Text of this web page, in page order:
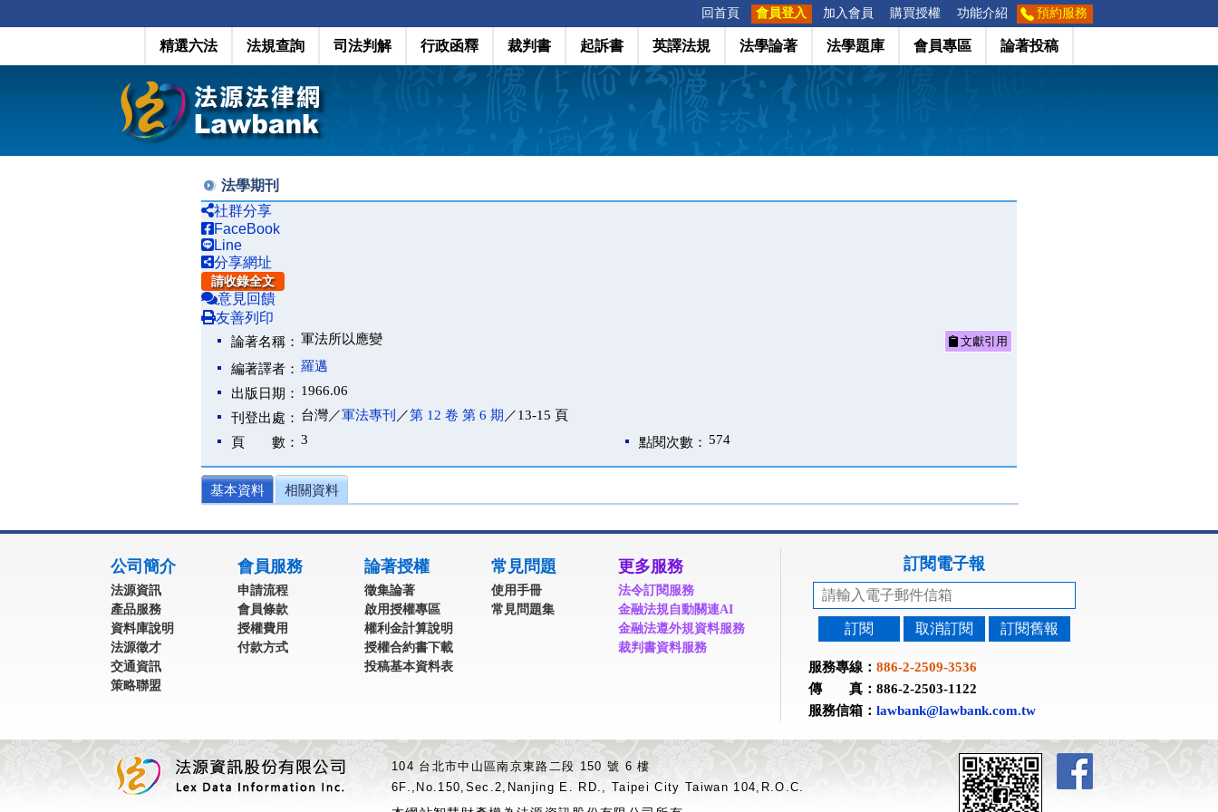
回首頁 會員登入 加入會員 購買授權 功能介紹 預約服務
精選六法 法規查詢 司法判解 行政函釋 裁判書 起訴書 英譯法規 法學論著 法學題庫 會員專區 論著投稿
法學期刊
社群分享
FaceBook
Line
分享網址
請收錄全文
意見回饋
友善列印
論著名稱： 軍法所以應變 文獻引用
編著譯者： 羅邁
出版日期： 1966.06
刊登出處： 台灣／軍法專刊 ／第 12 卷 第 6 期 ／13-15 頁
頁 數： 3 點閱次數： 574
基本資料 相關資料
公司簡介
法源資訊
產品服務
資料庫說明
法源徵才
交通資訊
策略聯盟
會員服務
申請流程
會員條款
授權費用
付款方式
論著授權
徵集論著
啟用授權專區
權利金計算說明
授權合約書下載
投稿基本資料表
常見問題
使用手冊
常見問題集
更多服務
法令訂閱服務
金融法規自動關連AI
金融法遵外規資料服務
裁判書資料服務
訂閱電子報
訂閱 取消訂閱 訂閱舊報
服務專線： 886-2-2509-3536
傳 真：886-2-2503-1122
服務信箱： lawbank@lawbank.com.tw
104 台北市中山區南京東路二段 150 號 6 樓
6F.,No.150,Sec.2,Nanjing E. RD., Taipei City Taiwan 104,R.O.C.